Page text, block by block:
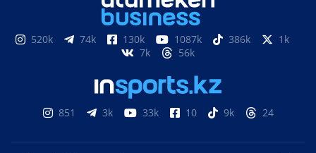
520k 74k 130k 1087k 386k
1k
7k
56k
851 3k 33k 10 9k 24